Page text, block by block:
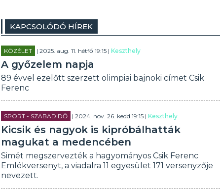
KAPCSOLÓDÓ HÍREK
KÖZÉLET | 2025. aug. 11. hétfő 19:15 |Keszthely
A győzelem napja
89 évvel ezelőtt szerzett olimpiai bajnoki címet Csik
Ferenc
SPORT - SZABADIDŐ | 2024. nov. 26. kedd 19:15 |Keszthely
Kicsik és nagyok is kipróbálhatták
magukat a medencében
Simét megszervezték a hagyományos Csik Ferenc
Emlékversenyt, a viadalra 11 egyesület 171 versenyzője
nevezett.